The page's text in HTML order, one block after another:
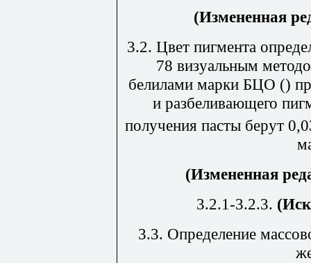
(Измененная
3.2. Цвет пигмента
78 визуальным
белилами марки БЦО ()
и разбеливающего
получения пасты берут
(Измененная
3.2.1-3.2.3.
3.3. Определение